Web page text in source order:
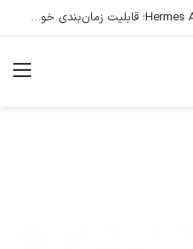
آموزش جامع Cron Job در Hermes Agent؛ قابلیت زمان‌بندی خودکار وظایف